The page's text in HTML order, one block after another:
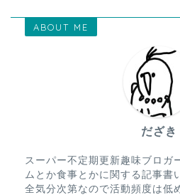
ABOUT ME
だざき
スーパー不定期更新趣味ブロガ
ムとか食事とかに関する記事書
全気分次第なので活動頻度は低